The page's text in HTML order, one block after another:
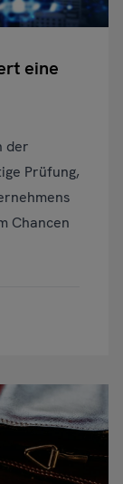
eine
der
Prüfung,
Chancen